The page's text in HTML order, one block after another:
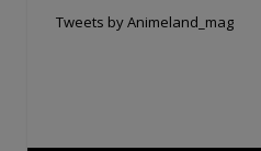
Tweets by Animeland_mag